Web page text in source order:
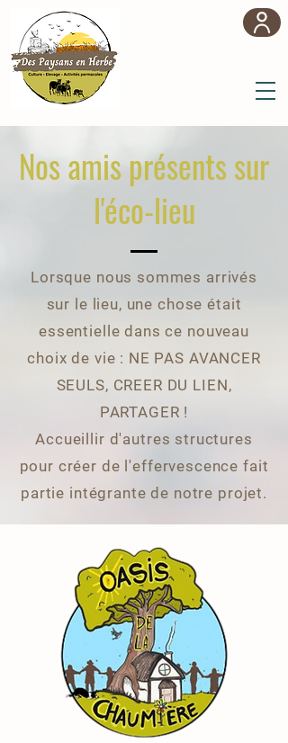
Nos amis présents sur
l'éco-lieu
Lorsque nous sommes arrivés
sur le lieu, une chose était
essentielle dans ce nouveau
choix de vie : NE PAS AVANCER
SEULS, CREER DU LIEN,
PARTAGER !
Accueillir d'autres structures
pour créer de l'effervescence fait
partie intégrante de notre projet.